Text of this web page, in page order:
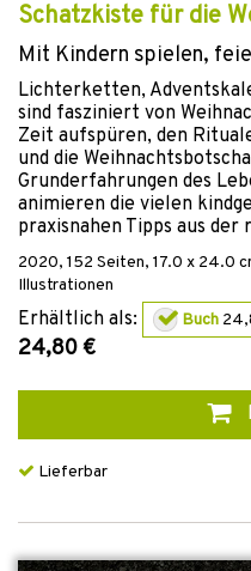
Schatzkiste für die
Mit Kindern spielen,
Lichterketten,
sind fasziniert von
Zeit aufspüren, den
und die
Grunderfahrungen des
animieren die vielen
praxisnahen Tipps aus
2020, 152 Seiten, 17.0 x 24.0
Illustrationen
Erhältlich als: Buch
24,80 €
Lieferbar